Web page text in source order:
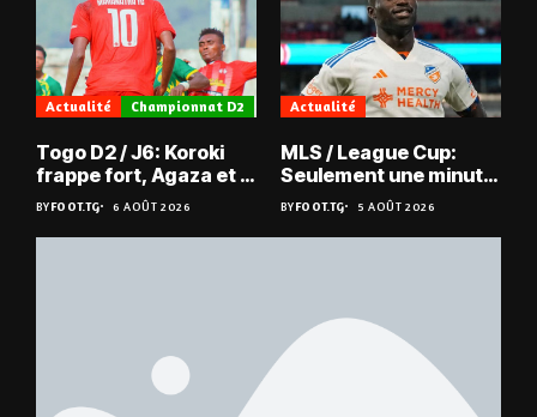
Actualité Championnat D2
Togo D2 / J6: Koroki
frappe fort, Agaza et la
JCA assurent,
suspense avant Sara
FC – Doumbé FC
BYFOOT.TG 6 AOÛT 2026
Actualité
MLS / League Cup:
Seulement une minute
de jeu pour Kévin
Denkey
BYFOOT.TG 5 AOÛT 2026